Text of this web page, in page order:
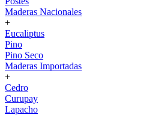
Maderas Nacionales
+
Eucaliptus
Pino
Pino Seco
Maderas Importadas
+
Cedro
Curupay
Lapacho